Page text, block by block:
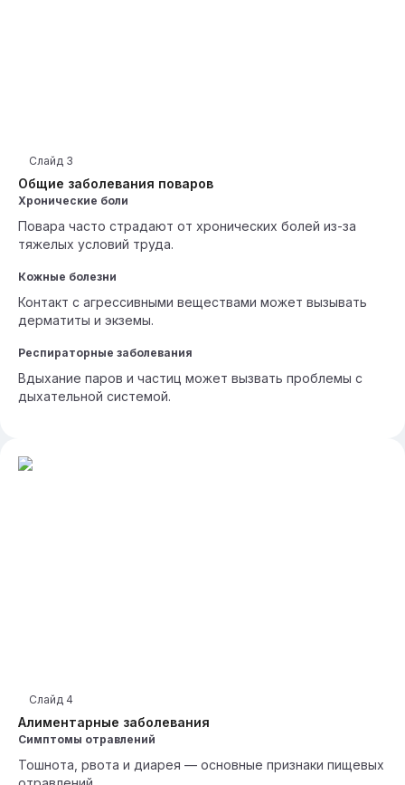
Общие заболевания поваров
Слайд 3
Хронические боли
Повара часто страдают от хронических болей из-за
тяжелых условий труда.
Кожные болезни
Контакт с агрессивными веществами может вызывать
дерматиты и экземы.
Респираторные заболевания
Вдыхание паров и частиц может вызвать проблемы с
дыхательной системой.
Алиментарные заболевания
Слайд 4
Симптомы отравлений
Тошнота, рвота и диарея — основные признаки пищевых